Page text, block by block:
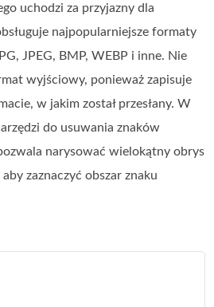
uchodzi za przyjazny dla
najpopularniejsze formaty
JPEG, BMP, WEBP i inne. Nie
wyjściowy, ponieważ zapisuje
w jakim został przesłany. W
do usuwania znaków
narysować wielokątny obrys
aby zaznaczyć obszar znaku